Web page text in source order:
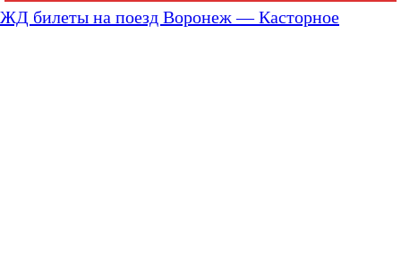
ЖД билеты на поезд Воронеж — Касторное